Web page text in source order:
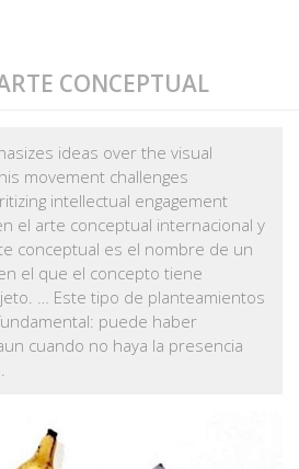
CONCEPTUAL
ideas over the visual
movement challenges
intellectual engagement
el arte conceptual internacional y
conceptual es el nombre de un
el que el concepto tiene
… Este tipo de planteamientos
puede haber
cuando no haya la presencia